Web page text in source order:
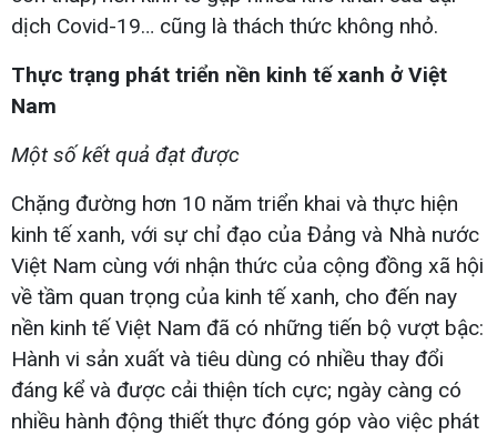
dịch Covid-19… cũng là thách thức không nhỏ.
Thực trạng phát triển nền kinh tế xanh ở Việt
Nam
Một số kết quả đạt được
Chặng đường hơn 10 năm triển khai và thực hiện
kinh tế xanh, với sự chỉ đạo của Đảng và Nhà nước
Việt Nam cùng với nhận thức của cộng đồng xã hội
về tầm quan trọng của kinh tế xanh, cho đến nay
nền kinh tế Việt Nam đã có những tiến bộ vượt bậc:
Hành vi sản xuất và tiêu dùng có nhiều thay đổi
đáng kể và được cải thiện tích cực; ngày càng có
nhiều hành động thiết thực đóng góp vào việc phát